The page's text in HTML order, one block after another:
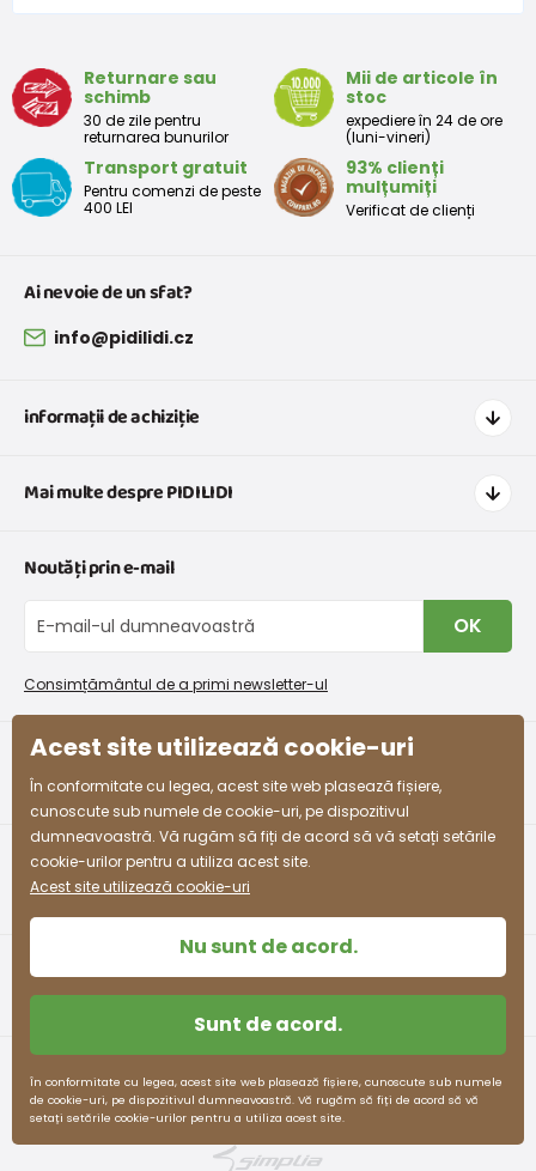
Returnare sau
schimb
30 de zile pentru
returnarea bunurilor
Mii de articole în
stoc
expediere în 24 de ore
(luni-vineri)
Transport gratuit
Pentru comenzi de peste
400 LEI
93% clienți
mulțumiți
Verificat de clienți
Ai nevoie de un sfat?
info@pidilidi.cz
informații de achiziție
Transport și plată
Retururi și reclamații
Schimb sau returnare gratuită
Procedura de reclamații
Condiții de promovare și coduri de reducere
Mai multe despre PIDILIDI
Despre noi
Blog
Program de afiliere
Colectarea bunurilor
Noutăți prin e-mail
OK
Consimțământul de a primi newsletter-ul
pidilidi.cz © 2026. WebdesignLitvanyi.sk .
Acest site utilizează cookie-uri
În conformitate cu legea, acest site web plasează fișiere,
cunoscute sub numele de cookie-uri, pe dispozitivul
dumneavoastră. Vă rugăm să fiți de acord să vă setați setările
cookie-urilor pentru a utiliza acest site.
Acest site utilizează cookie-uri
Nu sunt de acord.
Sunt de acord.
În conformitate cu legea, acest site web plasează fișiere, cunoscute sub numele
de cookie-uri, pe dispozitivul dumneavoastră. Vă rugăm să fiți de acord să vă
setați setările cookie-urilor pentru a utiliza acest site.